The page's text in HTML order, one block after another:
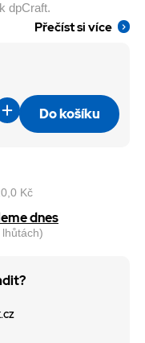
dpCraft.
Přečíst si více
Do košíku
Kč
dnes